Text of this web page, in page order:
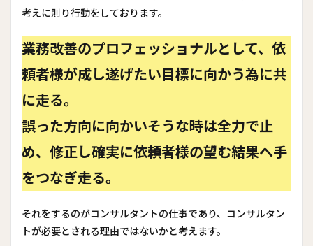
考えに則り行動をしております。
業務改善のプロフェッショナルとして、依
頼者様が成し遂げたい目標に向かう為に共
に走る。
誤った方向に向かいそうな時は全力で止
め、修正し確実に依頼者様の望む結果へ手
をつなぎ走る。
それをするのがコンサルタントの仕事であり、コンサルタン
トが必要とされる理由ではないかと考えます。